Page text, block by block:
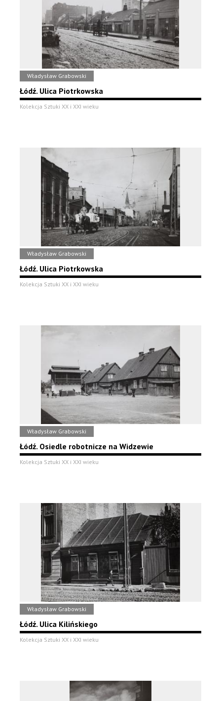
Władysław Grabowski
Łódź. Ulica Piotrkowska
Kolekcja Sztuki XX i XXI wieku
Władysław Grabowski
Łódź. Ulica Piotrkowska
Kolekcja Sztuki XX i XXI wieku
Władysław Grabowski
Łódź. Osiedle robotnicze na Widzewie
Kolekcja Sztuki XX i XXI wieku
Władysław Grabowski
Łódź. Ulica Kilińskiego
Kolekcja Sztuki XX i XXI wieku